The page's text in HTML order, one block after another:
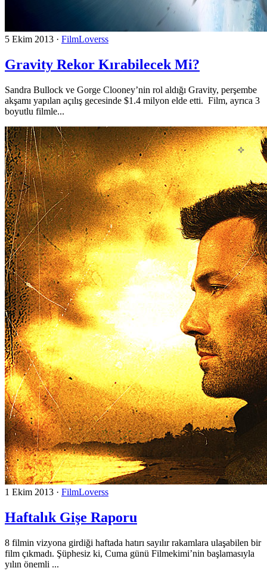
5 Ekim 2013 · FilmLoverss
Gravity Rekor Kırabilecek Mi?
Sandra Bullock ve Gorge Clooney’nin rol aldığı Gravity, perşembe
akşamı yapılan açılış gecesinde $1.4 milyon elde etti. Film, ayrıca 3
boyutlu filmle...
1 Ekim 2013 · FilmLoverss
Haftalık Gişe Raporu
8 filmin vizyona girdiği haftada hatırı sayılır rakamlara ulaşabilen bir
film çıkmadı. Şüphesiz ki, Cuma günü Filmekimi’nin başlamasıyla
yılın önemli ...